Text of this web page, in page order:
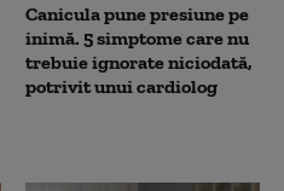
Canicula pune presiune pe
inimă. 5 simptome care nu
trebuie ignorate niciodată,
potrivit unui cardiolog